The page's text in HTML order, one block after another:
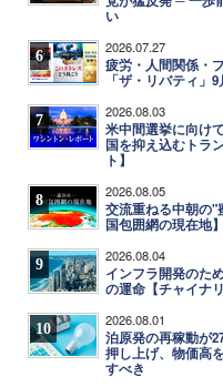
い
6 2026.07.27
疲労・人間関係・
「ザ・リバティ」
7 2026.08.03
米中間選挙に向け
国を抑え込むトラ
ト】
8 2026.08.05
交流重ねる中朝の
国包囲網の現在地】
9 2026.08.04
インフラ開発のた
の運命【チャイナ
10 2026.08.01
泊原発の再稼動が
押し上げ、物価高
すべき